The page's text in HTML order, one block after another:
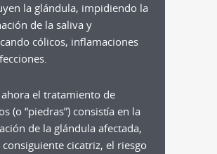
la glándula, impidiendo la
de la saliva y
cólicos, inflamaciones
ahora el tratamiento de
(o “piedras”) consistía en la
de la glándula afectada,
consiguiente cicatriz, el riesgo